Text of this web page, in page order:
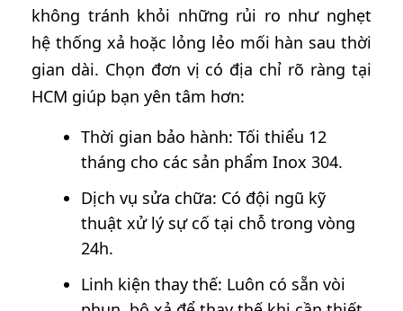
không tránh khỏi những rủi ro như nghẹt
hệ thống xả hoặc lỏng lẻo mối hàn sau thời
gian dài. Chọn đơn vị có địa chỉ rõ ràng tại
HCM giúp bạn yên tâm hơn:
Thời gian bảo hành: Tối thiểu 12
tháng cho các sản phẩm Inox 304.
Dịch vụ sửa chữa: Có đội ngũ kỹ
thuật xử lý sự cố tại chỗ trong vòng
24h.
Linh kiện thay thế: Luôn có sẵn vòi